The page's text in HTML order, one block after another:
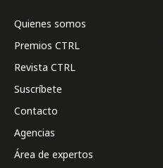
Quienes somos
Premios CTRL
Revista CTRL
Suscríbete
Contacto
Agencias
Área de expertos